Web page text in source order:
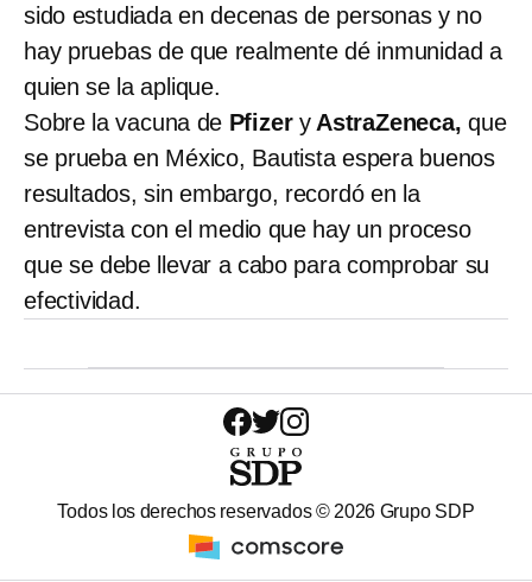
sido estudiada en decenas de personas y no
hay pruebas de que realmente dé inmunidad a
quien se la aplique.
Sobre la vacuna de PfizeryAstraZeneca, que
se prueba en México, Bautista espera buenos
resultados, sin embargo, recordó en la
entrevista con el medio que hay un proceso
que se debe llevar a cabo para comprobar su
efectividad.
Todos los derechos reservados © 2026 Grupo SDP